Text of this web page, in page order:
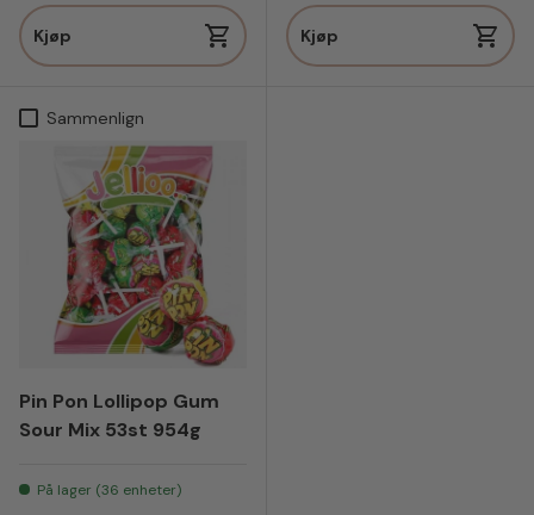
Kjøp Kjøp
Sammenlign
Pin Pon Lollipop Gum
Sour Mix 53st 954g
På lager (36 enheter)